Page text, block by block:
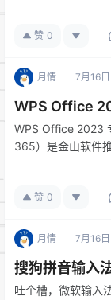
原生支持宏录制与
赞 0
月情 7月16日
WPS Office
WPS Office 2023
365）是金山软件
线模板库、云文档
赞 0
月情 7月16日
搜狗拼音输入
吐个槽，微软输入